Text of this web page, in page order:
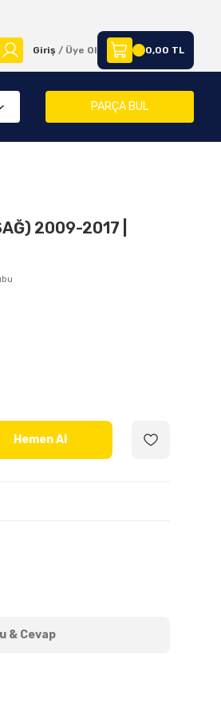
Giriş / Üye Ol 0,00 TL
PARÇA BUL
2009-2017 |
Hemen Al
& Cevap